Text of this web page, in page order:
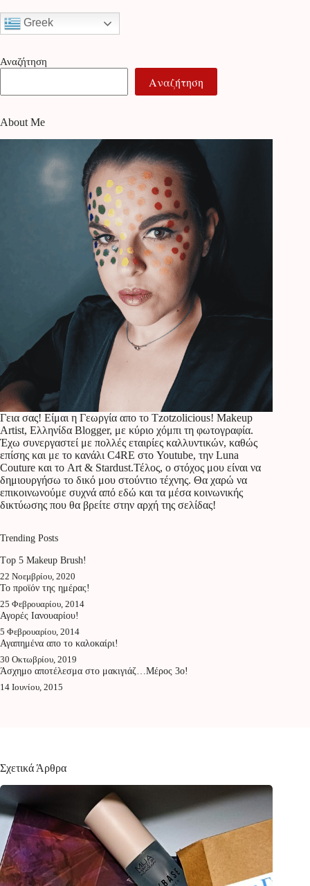
Greek
Αναζήτηση
Αναζήτηση
About Me
Γεια σας! Είμαι η Γεωργία απο το Tzotzolicious! Makeup
Artist, Ελληνίδα Blogger, με κύριο χόμπι τη φωτογραφία.
Έχω συνεργαστεί με πολλές εταιρίες καλλυντικών, καθώς
επίσης και με το κανάλι C4RE στο Youtube, την Luna
Couture και το Art & Stardust.Τέλος, ο στόχος μου είναι να
δημιουργήσω το δικό μου στούντιο τέχνης. Θα χαρώ να
επικοινωνούμε συχνά από εδώ και τα μέσα κοινωνικής
δικτύωσης που θα βρείτε στην αρχή της σελίδας!
Trending Posts
Τop 5 Makeup Brush!
22 Νοεμβρίου, 2020
To προϊόν της ημέρας!
25 Φεβρουαρίου, 2014
Αγορές Ιανουαρίου!
5 Φεβρουαρίου, 2014
Αγαπημένα απο το καλοκαίρι!
30 Οκτωβρίου, 2019
Άσχημο αποτέλεσμα στο μακιγιάζ…Μέρος 3ο!
14 Ιουνίου, 2015
Σχετικά Άρθρα